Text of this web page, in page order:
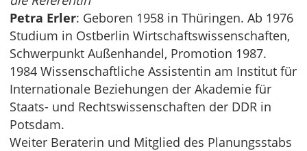
Petra Erler: Geboren 1958 in Thüringen. Ab 1976
Studium in Ostberlin Wirtschaftswissenschaften,
Schwerpunkt Außenhandel, Promotion 1987.
1984 Wissenschaftliche Assistentin am Institut für
Internationale Beziehungen der Akademie für
Staats- und Rechtswissenschaften der DDR in
Potsdam.
Weiter Beraterin und Mitglied des Planungsstabs